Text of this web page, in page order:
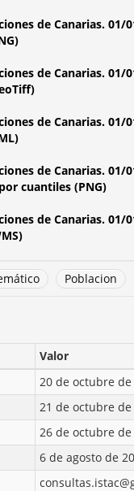
de Canarias. 01/
de Canarias. 01/
de Canarias. 01/
de Canarias. 01/
cuantiles (PNG)
de Canarias. 01/
Poblacion
Valor
20 de octubre de
21 de octubre de
26 de octubre de
6 de agosto de